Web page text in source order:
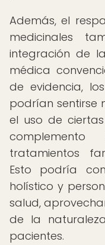
Además, el
medicinales
integración de
médica
de evidencia,
podrían sentirse
el uso de
tratamientos
Esto podría
holístico y
salud,
de la
pacientes.